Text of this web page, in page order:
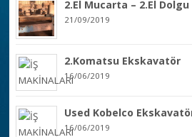
2.El Mucarta – 2.El Dolgu
21/09/2019
2.Komatsu Ekskavatör
16/06/2019
Used Kobelco
16/06/2019